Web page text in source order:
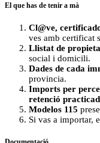
El que has de tenir a mà
Cl@ve,
ves amb certificat
Llistat de
social i domicili.
Dades de cada
provincia.
Imports per
retenció
Modelos 115
Si vas a importar,